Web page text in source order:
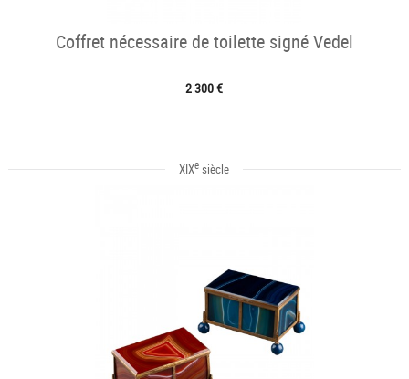
Coffret nécessaire de toilette signé Vedel
2 300 €
XIXe siècle